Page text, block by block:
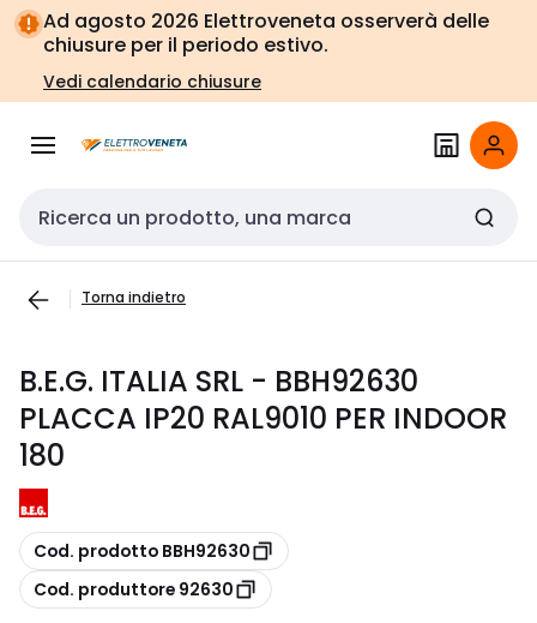
Vai alla
navigazione
Vai
alla
pagina
Ad agosto 2026 Elettroveneta osserverà delle
chiusure per il periodo estivo.
Vedi calendario chiusure
Cerca input
Torna indietro
B.E.G. ITALIA SRL - BBH92630
PLACCA IP20 RAL9010 PER INDOOR
180
copia
Cod. prodotto BBH92630
copia
Cod. produttore 92630